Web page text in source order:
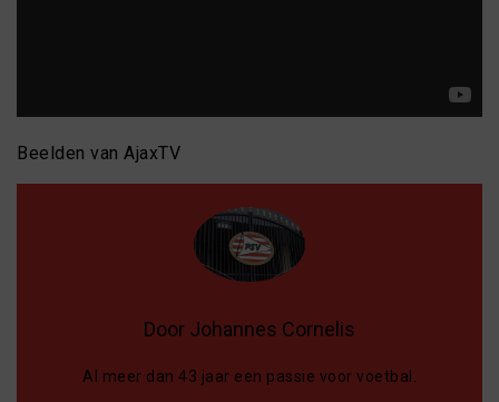
Beelden van AjaxTV
Door Johannes Cornelis
Al meer dan 43 jaar een passie voor voetbal.